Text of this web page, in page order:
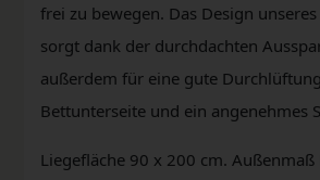
frei zu bewegen. Das Design
sorgt dank der durchdachten
außerdem für eine gute
Bettunterseite und ein angenehmes
Liegefläche 90 x 200 cm. Außenmaß